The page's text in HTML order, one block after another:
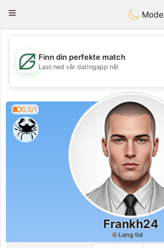
GulfDating
Toggle
Mode
💖
💕
Finn din perfekte match
Last ned vår datingapp nå!
0.5/1
Frankh24
Lang tid